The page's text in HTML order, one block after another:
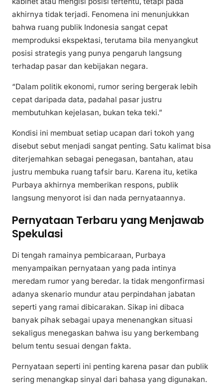
akhirnya tidak terjadi. Fenomena ini menunjukkan
bahwa ruang publik Indonesia sangat cepat
memproduksi ekspektasi, terutama bila menyangkut
posisi strategis yang punya pengaruh langsung
terhadap pasar dan kebijakan negara.
“Dalam politik ekonomi, rumor sering bergerak lebih
cepat daripada data, padahal pasar justru
membutuhkan kejelasan, bukan teka teki.”
Kondisi ini membuat setiap ucapan dari tokoh yang
disebut sebut menjadi sangat penting. Satu kalimat bisa
diterjemahkan sebagai penegasan, bantahan, atau
justru membuka ruang tafsir baru. Karena itu, ketika
Purbaya akhirnya memberikan respons, publik
langsung menyorot isi dan nada pernyataannya.
Pernyataan Terbaru yang Menjawab
Spekulasi
Di tengah ramainya pembicaraan, Purbaya
menyampaikan pernyataan yang pada intinya
meredam rumor yang beredar. Ia tidak mengonfirmasi
adanya skenario mundur atau perpindahan jabatan
seperti yang ramai dibicarakan. Sikap ini dibaca
banyak pihak sebagai upaya menenangkan situasi
sekaligus menegaskan bahwa isu yang berkembang
belum tentu sesuai dengan fakta.
Pernyataan seperti ini penting karena pasar dan publik
sering menangkap sinyal dari bahasa yang digunakan.